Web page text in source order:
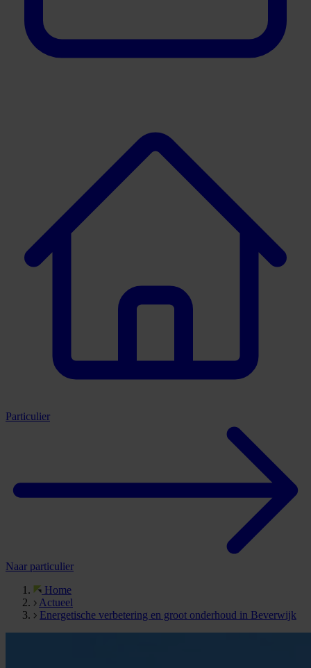
Particulier
Naar particulier
Home
Actueel
Energetische verbetering en groot onderhoud in Beverwijk